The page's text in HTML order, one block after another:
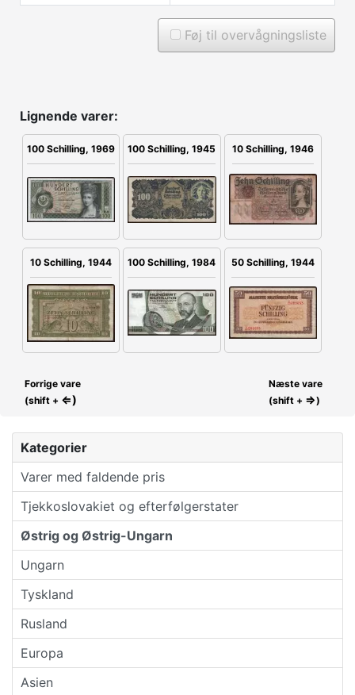
Kategorier
Varer med faldende pris
Tjekkoslovakiet og efterfølgerstater
Østrig og Østrig-Ungarn
Ungarn
Tyskland
Rusland
Europa
Asien
Føj til overvågningsliste
Lignende varer:
100 Schilling, 1969 100 Schilling, 1945 10 Schilling, 1946
10 Schilling, 1944 100 Schilling, 1984 50 Schilling, 1944
Forrige vare
(shift + ⇐)
Næste vare
(shift + ⇒)